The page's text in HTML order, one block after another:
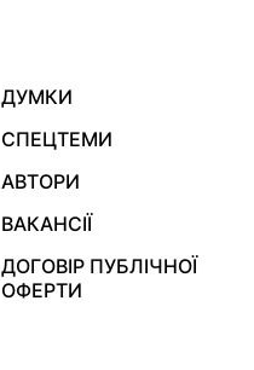
ДУМКИ
СПЕЦТЕМИ
АВТОРИ
ВАКАНСІЇ
ДОГОВІР ПУБЛІЧНОЇ
ОФЕРТИ